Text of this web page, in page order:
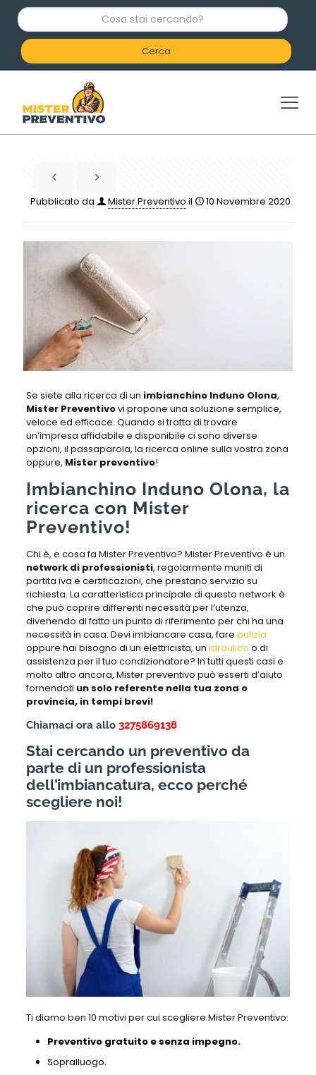
C
o
a
c
e
Pubblicato da Mister Preventivo il 10 Novembre 2020
Se siete alla ricerca di un imbianchino Induno Olona,
Mister Preventivovi propone una soluzione semplice,
veloce ed efficace. Quando si tratta di trovare
un’impresa affidabile e disponibile ci sono diverse
opzioni, il passaparola, la ricerca online sulla vostra zona
oppure, Mister preventivo!
Imbianchino Induno Olona, la
ricerca con Mister
Preventivo!
Chi è, e cosa fa Mister Preventivo? Mister Preventivo è un
network di professionisti, regolarmente muniti di
partita iva e certificazioni, che prestano servizio su
richiesta. La caratteristica principale di questo network è
che può coprire differenti necessità per l’utenza,
divenendo di fatto un punto di riferimento per chi ha una
necessità in casa. Devi imbiancare casa, fare pulizia
oppure hai bisogno di un elettricista, un idraulico o di
assistenza per il tuo condizionatore? In tutti questi casi e
molto altro ancora, Mister preventivo può esserti d’aiuto
fornendoti un solo referente nella tua zona o
provincia, in tempi brevi!
Chiamaci ora allo 3275869138
Stai cercando un preventivo da
parte di un professionista
dell’imbiancatura, ecco perché
scegliere noi!
Ti diamo ben 10 motivi per cui scegliere Mister Preventivo:
Preventivo gratuito e senza impegno.
Sopralluogo.